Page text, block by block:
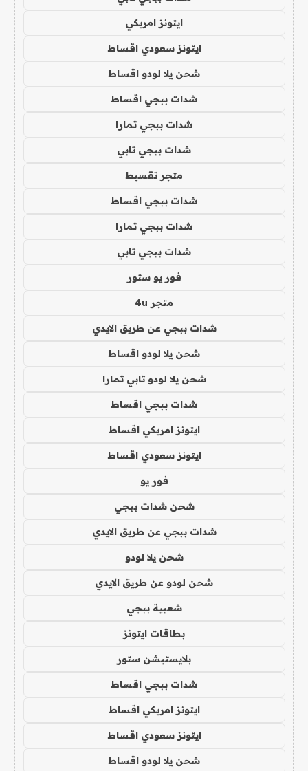
ايتونز امريكي
ايتونز سعودي اقساط
شحن يلا لودو اقساط
شدات ببجي اقساط
شدات ببجي تمارا
شدات ببجي تابي
متجر تقسيط
شدات ببجي اقساط
شدات ببجي تمارا
شدات ببجي تابي
فور يو ستور
متجر 4u
شدات ببجي عن طريق الايدي
شحن يلا لودو اقساط
شحن يلا لودو تابي تمارا
شدات ببجي اقساط
ايتونز امريكي اقساط
ايتونز سعودي اقساط
فور يو
شحن شدات ببجي
شدات ببجي عن طريق الايدي
شحن يلا لودو
شحن لودو عن طريق الايدي
شعبية ببجي
بطاقات ايتونز
بلايستيشن ستور
شدات ببجي اقساط
ايتونز امريكي اقساط
ايتونز سعودي اقساط
شحن يلا لودو اقساط